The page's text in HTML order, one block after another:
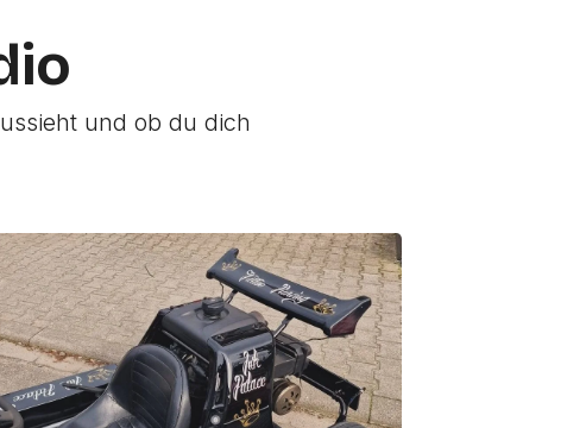
und ob du dich